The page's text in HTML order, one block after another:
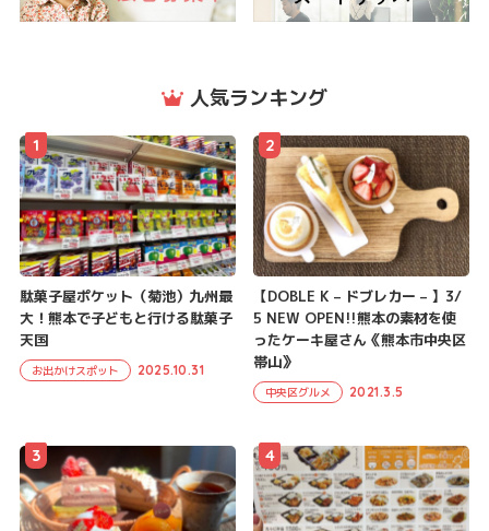
人気ランキング
駄菓子屋ポケット（菊池）九州最
大！熊本で子どもと行ける駄菓子
天国
お出かけスポット 2025.10.31
1
【DOBLE K – ドブレカー – 】3/
5 NEW OPEN!!熊本の素材を使
ったケーキ屋さん《熊本市中央区
帯山》
中央区グルメ 2021.3.5
2
3 4